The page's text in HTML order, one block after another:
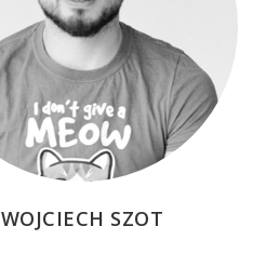
WOJCIECH SZOT